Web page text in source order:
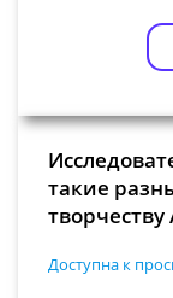
такие
Доступна к